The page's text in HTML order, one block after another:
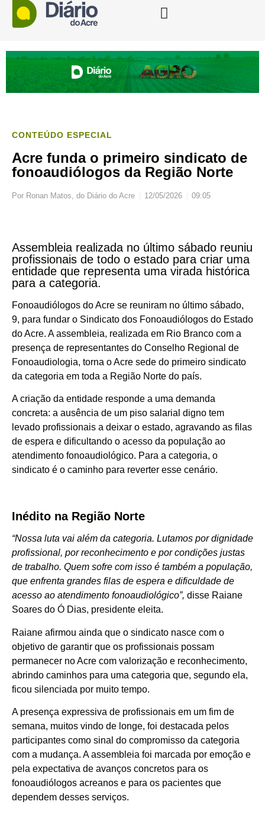
CONTEÚDO ESPECIAL
Acre funda o primeiro sindicato de
fonoaudiólogos da Região Norte
Por Ronan Matos, do Diário do Acre 12/05/2026 09:05
Assembleia realizada no último sábado reuniu
profissionais de todo o estado para criar uma
entidade que representa uma virada histórica
para a categoria.
Fonoaudiólogos do Acre se reuniram no último sábado,
9, para fundar o Sindicato dos Fonoaudiólogos do Estado
do Acre. A assembleia, realizada em Rio Branco com a
presença de representantes do Conselho Regional de
Fonoaudiologia, torna o Acre sede do primeiro sindicato
da categoria em toda a Região Norte do país.
A criação da entidade responde a uma demanda
concreta: a ausência de um piso salarial digno tem
levado profissionais a deixar o estado, agravando as filas
de espera e dificultando o acesso da população ao
atendimento fonoaudiológico. Para a categoria, o
sindicato é o caminho para reverter esse cenário.
Inédito na Região Norte
“Nossa luta vai além da categoria. Lutamos por dignidade
profissional, por reconhecimento e por condições justas
de trabalho. Quem sofre com isso é também a população,
que enfrenta grandes filas de espera e dificuldade de
acesso ao atendimento fonoaudiológico”, disse Raiane
Soares do Ó Dias, presidente eleita.
Raiane afirmou ainda que o sindicato nasce com o
objetivo de garantir que os profissionais possam
permanecer no Acre com valorização e reconhecimento,
abrindo caminhos para uma categoria que, segundo ela,
ficou silenciada por muito tempo.
A presença expressiva de profissionais em um fim de
semana, muitos vindo de longe, foi destacada pelos
participantes como sinal do compromisso da categoria
com a mudança. A assembleia foi marcada por emoção e
pela expectativa de avanços concretos para os
fonoaudiólogos acreanos e para os pacientes que
dependem desses serviços.